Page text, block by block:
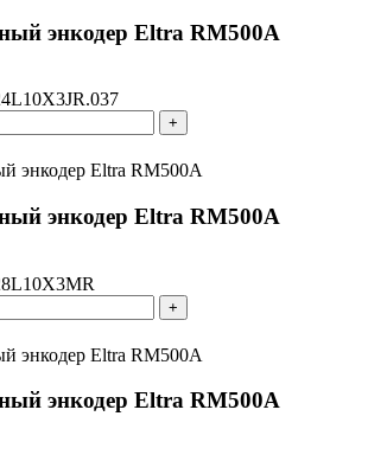
энкодер Eltra RM500A
+
энкодер Eltra RM500A
+
энкодер Eltra RM500A